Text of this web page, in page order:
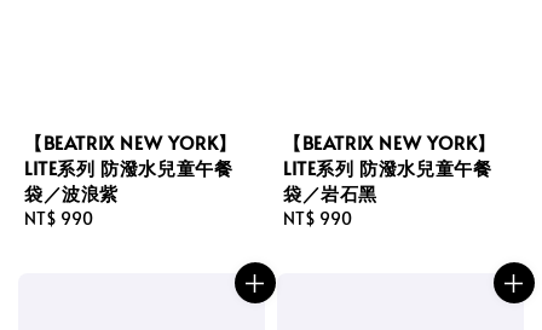
【BEATRIX NEW YORK】
LITE系列 防潑水兒童午餐
袋／波浪紫
Regular
NT$ 990
【BEATRIX NEW YORK】
LITE系列 防潑水兒童午餐
袋／岩石黑
Regular
NT$ 990